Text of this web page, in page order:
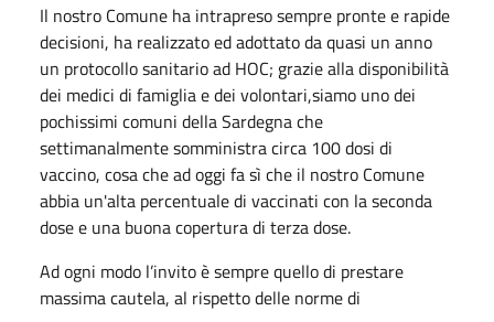
Il nostro Comune ha intrapreso sempre pronte e rapide
decisioni, ha realizzato ed adottato da quasi un anno
un protocollo sanitario ad HOC; grazie alla disponibilità
dei medici di famiglia e dei volontari,siamo uno dei
pochissimi comuni della Sardegna che
settimanalmente somministra circa 100 dosi di
vaccino, cosa che ad oggi fa sì che il nostro Comune
abbia un'alta percentuale di vaccinati con la seconda
dose e una buona copertura di terza dose.
Ad ogni modo l’invito è sempre quello di prestare
massima cautela, al rispetto delle norme di